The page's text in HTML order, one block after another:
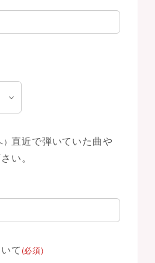
直近で弾いていた曲や
い。
て (必須)